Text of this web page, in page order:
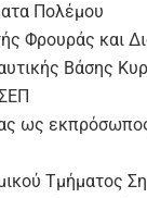
Πολέμου
Φρουράς και
Βάσης
ως
Τμήματος